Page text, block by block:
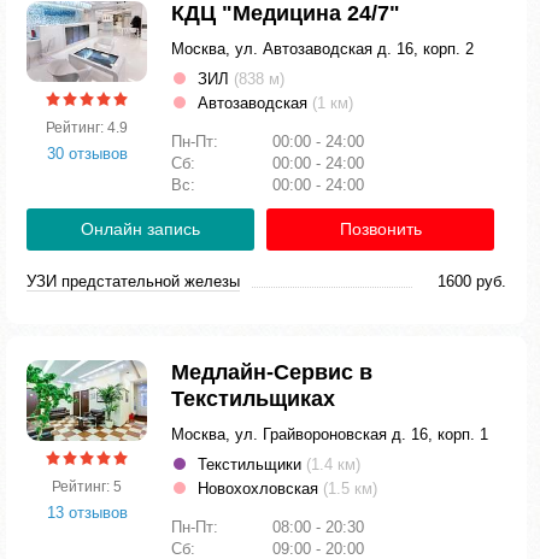
Рейтинг: 4.9
30 отзывов
КДЦ "Медицина 24/7"
Москва, ул. Автозаводская д. 16, корп. 2
ЗИЛ (838 м)
Автозаводская (1 км)
Пн-Пт:
00:00 - 24:00
Сб:
00:00 - 24:00
Вс:
00:00 - 24:00
Онлайн запись Позвонить
УЗИ предстательной железы 1600 руб.
Рейтинг: 5
13 отзывов
Медлайн-Сервис в
Текстильщиках
Москва, ул. Грайвороновская д. 16, корп. 1
Текстильщики (1.4 км)
Новохохловская (1.5 км)
Пн-Пт:
08:00 - 20:30
Сб:
09:00 - 20:00